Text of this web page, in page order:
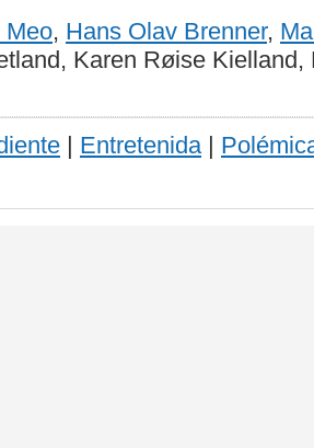
Meo, Hans Olav Brenner,
Karen Røise Kielland,
| Entretenida|